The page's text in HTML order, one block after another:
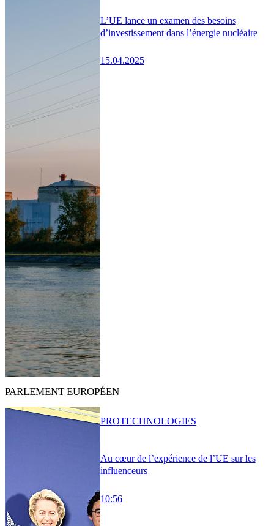
L’UE lance un examen des besoins
d’investissement dans l’énergie nucléaire
15.04.2025
PARLEMENT EUROPÉEN
Au cœur de l’expérience de l’UE sur les
influenceurs
10:56
PROTECHNOLOGIES